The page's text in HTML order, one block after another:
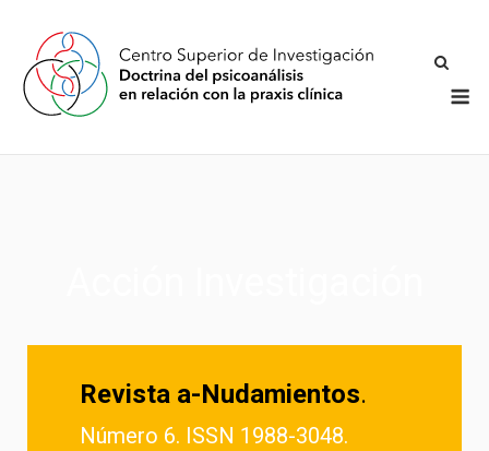
Revista a-Nudamientos.
Número 6. ISSN 1988-3048.